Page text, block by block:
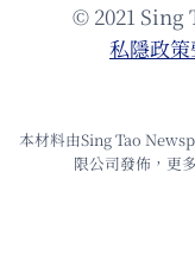
© 2021
私隱政
本材料由Sing Tao
限公司發佈，更